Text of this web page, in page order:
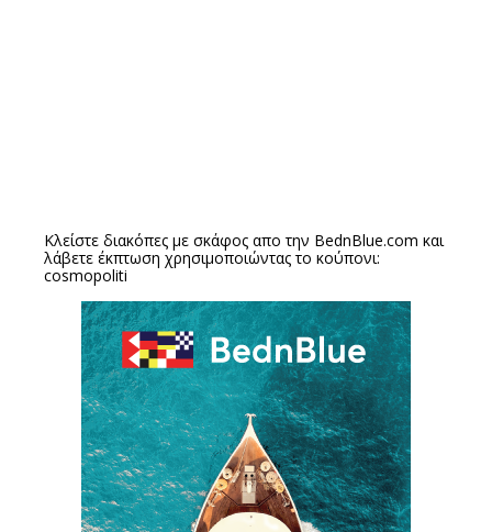
Κλείστε διακόπες με σκάφος απο την BednBlue.com και
λάβετε έκπτωση χρησιμοποιώντας το κούπονι:
cosmopoliti